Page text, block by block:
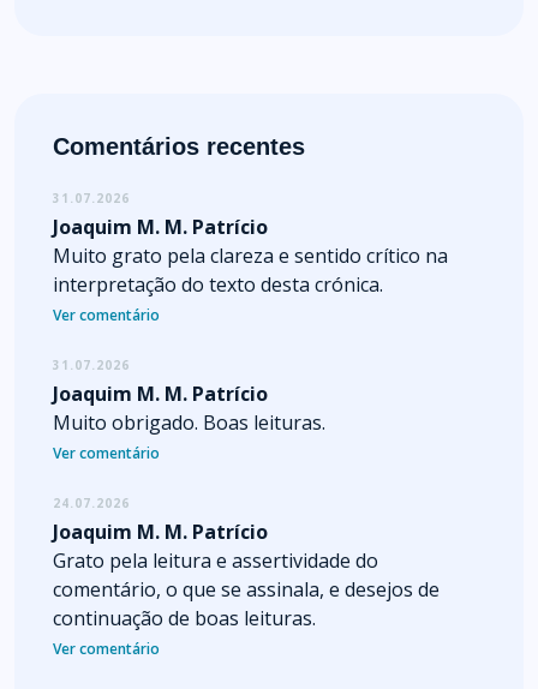
Comentários recentes
31.07.2026
Joaquim M. M. Patrício
Muito grato pela clareza e sentido crítico na
interpretação do texto desta crónica.
Ver comentário
31.07.2026
Joaquim M. M. Patrício
Muito obrigado. Boas leituras.
Ver comentário
24.07.2026
Joaquim M. M. Patrício
Grato pela leitura e assertividade do
comentário, o que se assinala, e desejos de
continuação de boas leituras.
Ver comentário